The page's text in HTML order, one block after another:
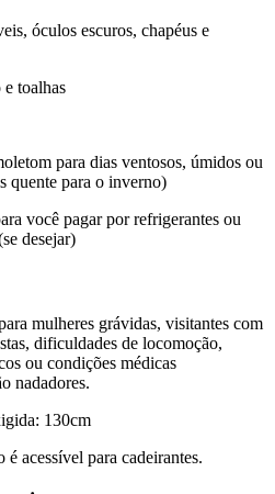
óculos escuros, chapéus e
e toalhas
para dias ventosos, úmidos ou
quente para o inverno)
você pagar por refrigerantes ou
desejar)
mulheres grávidas, visitantes com
dificuldades de locomoção,
ou condições médicas
nadadores.
130cm
é acessível para cadeirantes.